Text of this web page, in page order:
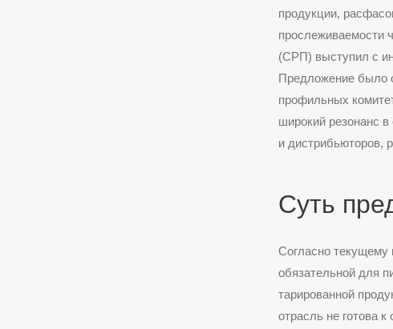
продукции,
прослеживаемости
(СРП) выступил с
Предложение было
профильных
широкий резонанс в
и дистрибьюторов,
Суть
Согласно текущему
обязательной для
тарированной
отрасль не готова